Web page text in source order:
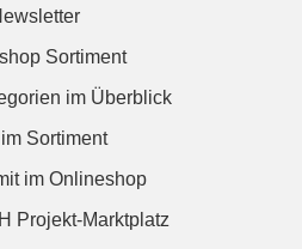
Sortiment
im Überblick
Sortiment
im Onlineshop
Projekt-Marktplatz